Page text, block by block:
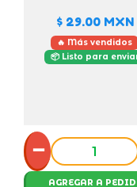
$ 29.00MXN
🔥 Más vendidos
📦 Listo para
−
AGREGAR A